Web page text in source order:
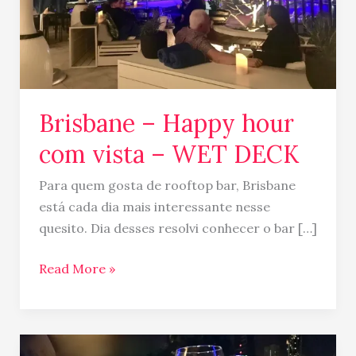
Brisbane – Happy hour
com vista – WET DECK
Para quem gosta de rooftop bar, Brisbane
está cada dia mais interessante nesse
quesito. Dia desses resolvi conhecer o bar […]
WET
DECK
Read More »
Eleven